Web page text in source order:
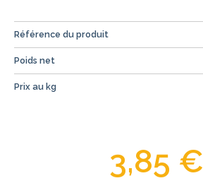
Référence du produit
Poids net
Prix au kg
3,85 €